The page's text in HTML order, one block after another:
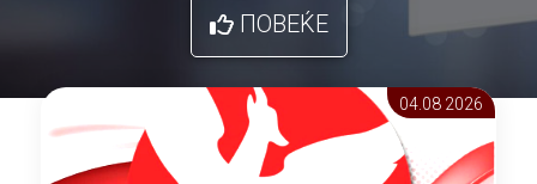
ПОВЕЌЕ
04.08 2026